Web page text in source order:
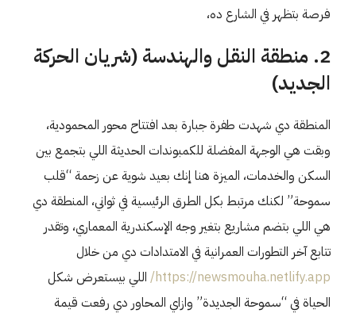
فرصة بتظهر في الشارع ده،
2. منطقة النقل والهندسة (شريان الحركة
الجديد)
المنطقة دي شهدت طفرة جبارة بعد افتتاح محور المحمودية،
وبقت هي الوجهة المفضلة للكمبوندات الحديثة اللي بتجمع بين
السكن والخدمات، الميزة هنا إنك بعيد شوية عن زحمة “قلب
سموحة” لكنك مرتبط بكل الطرق الرئيسية في ثواني، المنطقة دي
هي اللي بتضم مشاريع بتغير وجه الإسكندرية المعماري، وتقدر
تتابع آخر التطورات العمرانية في الامتدادات دي من خلال
https://newsmouha.netlify.app/ اللي بيستعرض شكل
الحياة في “سموحة الجديدة” وازاي المحاور دي رفعت قيمة